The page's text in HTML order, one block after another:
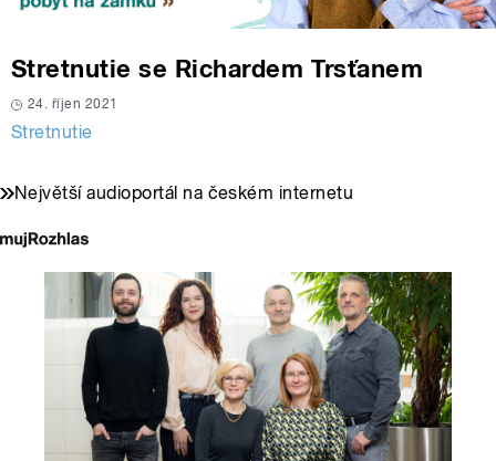
Stretnutie se Richardem Trsťanem
24. říjen 2021
Stretnutie
Největší audioportál na českém internetu